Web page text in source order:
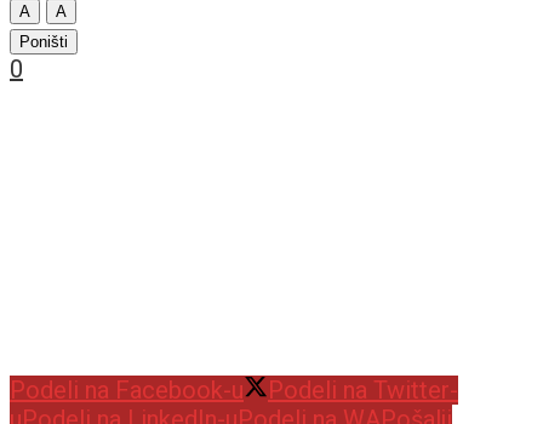
A
A
Poništi
0
Podeli na Facebook-u
Podeli na Twitter-